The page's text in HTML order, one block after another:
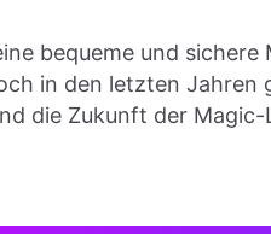
bequeme und
in den letzten Jahren
die Zukunft der